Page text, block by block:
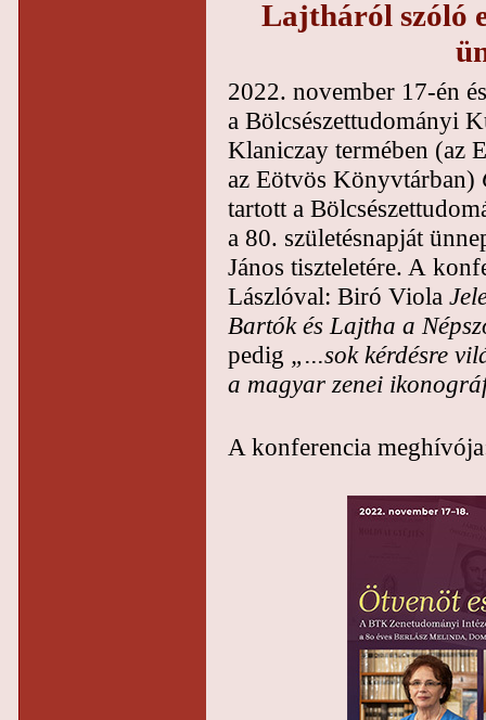
Lajtháról szóló
2022. november 17-én
a Bölcsészettudományi
Klaniczay termében (az
az Eötvös Könyvtárban)
tartott a
a 80. születésnapját
János tiszteletére. A
Lászlóval: Biró Viola
Bartók és Lajtha a
pedig „...sok kérdésre
a magyar zenei
A konferencia